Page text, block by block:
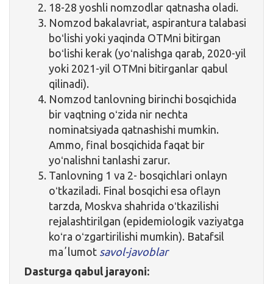
18-28 yoshli nomzodlar qatnasha oladi.
Nomzod bakalavriat, aspirantura talabasi
boʻlishi yoki yaqinda OTMni bitirgan
boʻlishi kerak (yoʻnalishga qarab, 2020-yil
yoki 2021-yil OTMni bitirganlar qabul
qilinadi).
Nomzod tanlovning birinchi bosqichida
bir vaqtning oʻzida nir nechta
nominatsiyada qatnashishi mumkin.
Ammo, final bosqichida faqat bir
yoʻnalishni tanlashi zarur.
Tanlovning 1 va 2- bosqichlari onlayn
oʻtkaziladi. Final bosqichi esa oflayn
tarzda, Moskva shahrida oʻtkazilishi
rejalashtirilgan (epidemiologik vaziyatga
koʻra oʻzgartirilishi mumkin). Batafsil
maʼlumot savol-javoblar
Dasturga qabul jarayoni: